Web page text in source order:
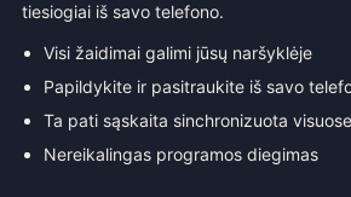
tiesiogiai iš savo telefono.
Visi žaidimai galimi jūsų naršyklėje
Papildykite ir pasitraukite iš savo
Ta pati sąskaita sinchronizuota
Nereikalingas programos diegimas